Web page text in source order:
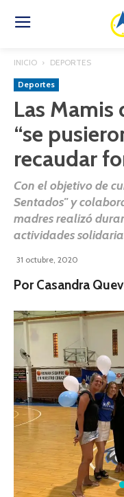
INICIO DEPORTES
Deportes
Las Mamis
“se
recaudar
Con el objetivo de
Sentados" y
madres realizó
actividades
31 octubre, 2020
Por Casandra